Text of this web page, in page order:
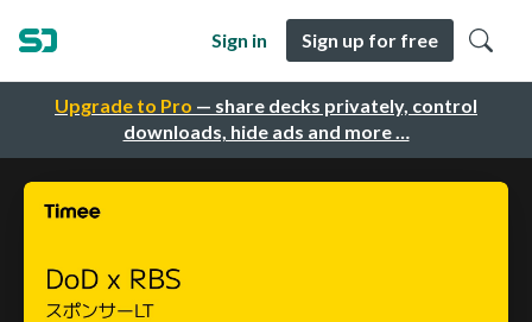
Upgrade to Pro — share decks privately, control
downloads, hide ads and more …
Sign in Sign up for free